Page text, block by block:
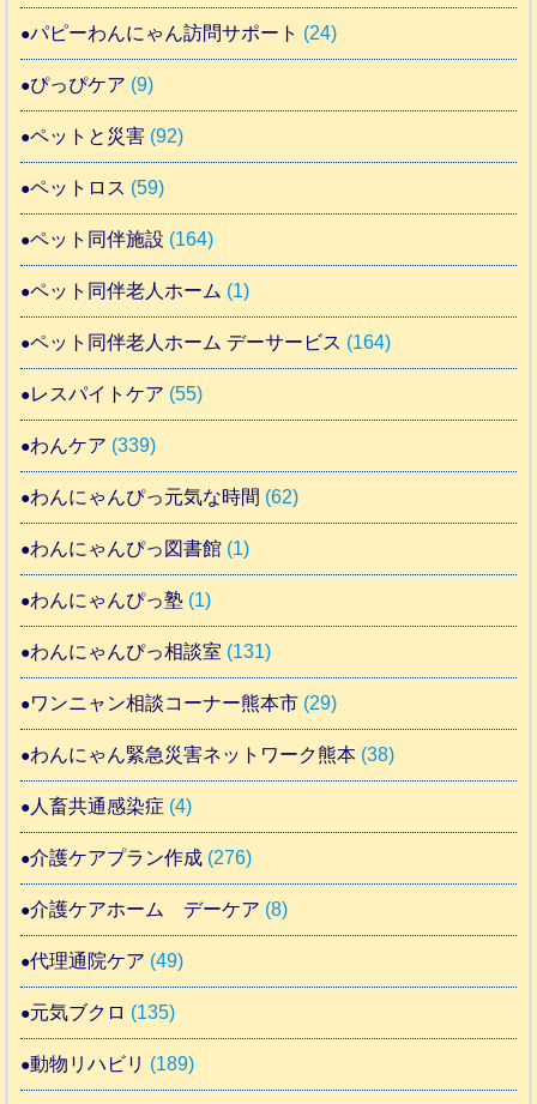
パピーわんにゃん訪問サポート (24)
ぴっぴケア (9)
ペットと災害 (92)
ペットロス (59)
ペット同伴施設 (164)
ペット同伴老人ホーム (1)
ペット同伴老人ホーム デーサービス (164)
レスパイトケア (55)
わんケア (339)
わんにゃんぴっ元気な時間 (62)
わんにゃんぴっ図書館 (1)
わんにゃんぴっ塾 (1)
わんにゃんぴっ相談室 (131)
ワンニャン相談コーナー熊本市 (29)
わんにゃん緊急災害ネットワーク熊本 (38)
人畜共通感染症 (4)
介護ケアプラン作成 (276)
介護ケアホーム デーケア (8)
代理通院ケア (49)
元気ブクロ (135)
動物リハビリ (189)